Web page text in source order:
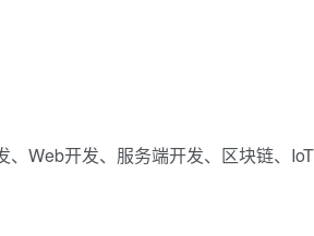
Web开发、服务端开发、区块链、IoT